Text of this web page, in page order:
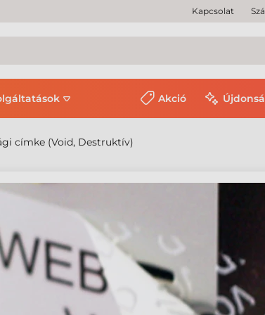
Kapcsolat
Akció
címke (Void, Destruktív)